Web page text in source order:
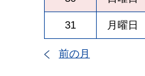
31 月曜日
前の月